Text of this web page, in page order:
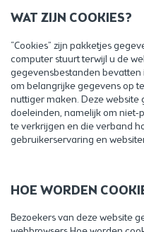
WAT ZIJN COOKIES?
“Cookies” zijn pakketjes
computer stuurt terwijl u de
gegevensbestanden
om belangrijke gegevens op
nuttiger maken. Deze
doeleinden, namelijk om niet-
te verkrijgen en die verband
gebruikerservaring en
HOE WORDEN
Bezoekers van deze website